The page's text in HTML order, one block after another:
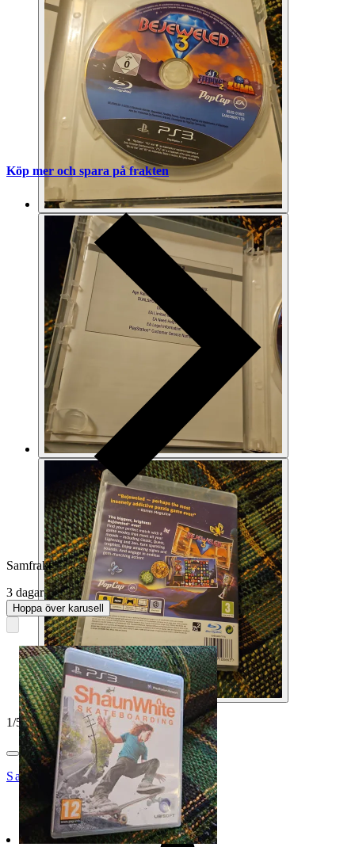
1/5
SandsOfTime
Köp mer och spara på frakten
Samfrakt
3 dagar
Hoppa över karusell